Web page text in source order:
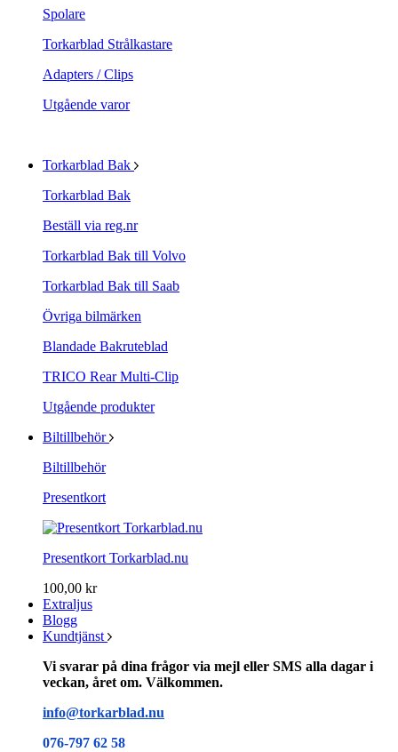
Spolare
Torkarblad Strålkastare
Adapters / Clips
Utgående varor
Torkarblad Bak
Torkarblad Bak
Beställ via reg.nr
Torkarblad Bak till Volvo
Torkarblad Bak till Saab
Övriga bilmärken
Blandade Bakruteblad
TRICO Rear Multi-Clip
Utgående produkter
Biltillbehör
Biltillbehör
Presentkort
Presentkort Torkarblad.nu
100,00 kr
Extraljus
Blogg
Kundtjänst
Vi svarar på dina frågor via mejl eller SMS alla dagar i
veckan, året om. Välkommen.
info@torkarblad.nu
076-797 62 58